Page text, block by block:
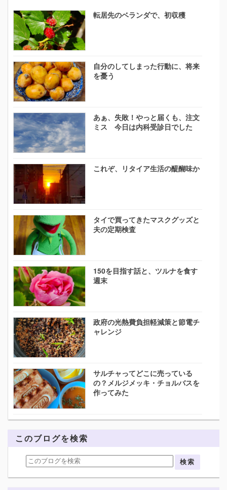
転居先のベランダで、初収穫
自分のしてしまった行動に、将来
を憂う
あぁ、失敗！やっと届くも、注文
ミス 今日は内科受診日でした
これぞ、リタイア生活の醍醐味か
タイで買ってきたマスクグッズと
夫の定期検査
150を目指す話と、ツルナを食す
週末
政府の光熱費負担軽減策と節電チ
ャレンジ
サルチャってどこに売っている
の？メルジメッキ・チョルバスを
作ってみた
このブログを検索